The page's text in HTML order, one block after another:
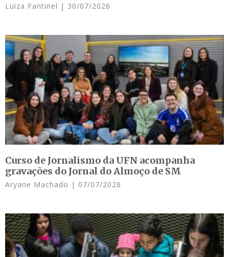
Luiza Fantinel 30/07/2026
Curso de Jornalismo da UFN acompanha
gravações do Jornal do Almoço de SM
Aryane Machado 07/07/2026